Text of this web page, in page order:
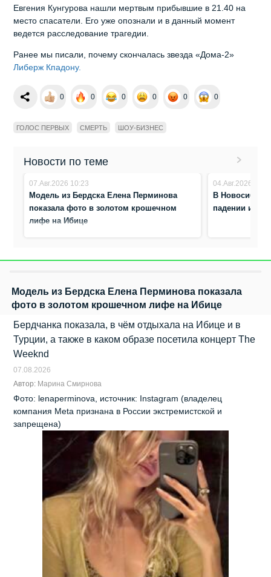
Евгения Кунгурова нашли мертвым прибывшие в 21.40 на
место спасатели. Его уже опознали и в данный момент
ведется расследование трагедии.
Ранее мы писали, почему скончалась звезда «Дома-2»
Либерж Кпадону.
0 0 0 0 0 0
ГОЛОС ПЕРВЫХ СМЕРТЬ ШОУ-БИЗНЕС
Новости по теме
07.Авг.2026 10:23
Модель из Бердска Елена Перминова
показала фото в золотом крошечном
лифе на Ибице
04.Авг.2026 8:44
В
падении из
Модель из Бердска Елена Перминова показала
фото в золотом крошечном лифе на Ибице
Бердчанка показала, в чём отдыхала на Ибице и в
Турции, а также в каком образе посетила концерт The
Weeknd
07.08.2026
Автор: Марина Смирнова
Фото: lenaperminova, источник: Instagram (владелец
компания Meta признана в России экстремистской и
запрещена)